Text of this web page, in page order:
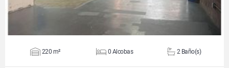
220 m² 0 Alcobas 2 Baño(s)